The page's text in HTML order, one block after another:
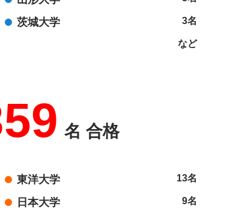
茨城大学 3名
など
名 合格
東洋大学 13名
日本大学 9名